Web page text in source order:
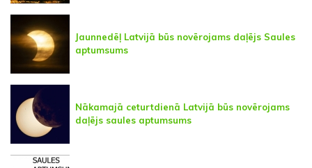
Jaunnedēļ Latvijā būs novērojams daļējs Saules
aptumsums
Nākamajā ceturtdienā Latvijā būs novērojams
daļējs saules aptumsums